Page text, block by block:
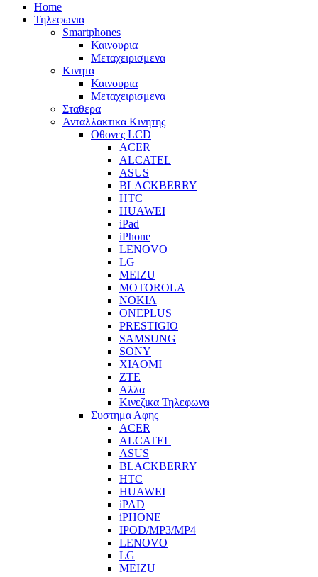
Home
Τηλεφωνια
Smartphones
Καινουρια
Μεταχειρισμενα
Κινητα
Καινουρια
Μεταχειρισμενα
Σταθερα
Ανταλλακτικα Κινητης
Οθονες LCD
ACER
ALCATEL
ASUS
BLACKBERRY
HTC
HUAWEI
iPad
iPhone
LENOVO
LG
MEIZU
MOTOROLA
NOKIA
ONEPLUS
PRESTIGIO
SAMSUNG
SONY
XIAOMI
ZTE
Αλλα
Κινεζικα Τηλεφωνα
Συστημα Αφης
ACER
ALCATEL
ASUS
BLACKBERRY
HTC
HUAWEI
iPAD
iPHONE
IPOD/MP3/MP4
LENOVO
LG
MEIZU